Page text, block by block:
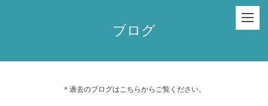
ブログ
＊過去のブログはこちらからご覧ください。